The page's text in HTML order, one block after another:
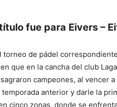
fue para Eivers –
torneo de pádel
que en la cancha del club
campeones, al vencer
anterior y darle la
cinco zonas, donde se